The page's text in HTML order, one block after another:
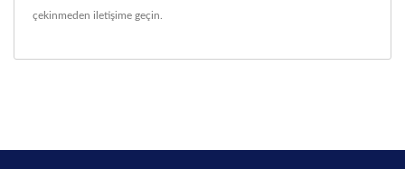
çekinmeden iletişime geçin.